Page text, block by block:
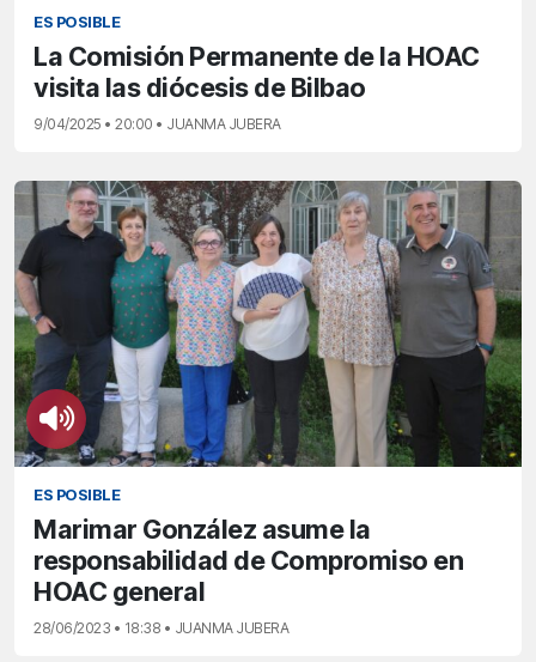
ES POSIBLE
La Comisión Permanente de la HOAC
visita las diócesis de Bilbao
9/04/2025 • 20:00 • JUANMA JUBERA
ES POSIBLE
Marimar González asume la
responsabilidad de Compromiso en
HOAC general
28/06/2023 • 18:38 • JUANMA JUBERA